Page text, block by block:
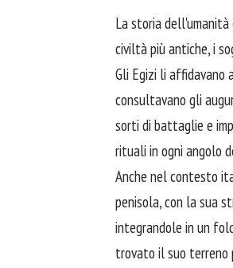
La storia
civiltà più antiche, i
Gli Egizi li affidavano
consultavano gli
sorti di battaglie e
rituali in ogni angolo
Anche nel contesto
penisola, con la sua
integrandole in un
trovato il suo terreno